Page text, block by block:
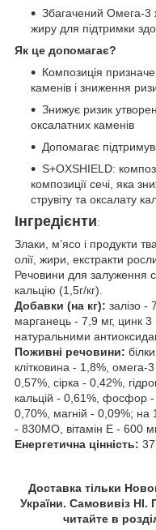
Збагачений Омега-3
жиру для підтримки
Як це допомагає?
Композиція
каменів і зниження
Знижує ризик
оксалатних каменів
Допомагає
S+OXSHIELD:
композиції сечі, яка
струвіту та оксалату
Інгредієнти:
Злаки, м’ясо і продукти
олії, жири, екстракти
Речовини для залуження
кальцію (1,5г/кг).
Добавки (на кг): залізо -
марганець - 7,9 мг, цинк
натуральними
Поживні речовини:
клітковина - 1,8%, омега-
0,57%, сірка - 0,42%,
кальцій - 0,61%, фосфор -
0,70%, магній - 0,09%; на
- 830МО, вітамін E - 600
Енергетична цінність:
Доставка тільки
України. Самовивіз НІ.
читайте в